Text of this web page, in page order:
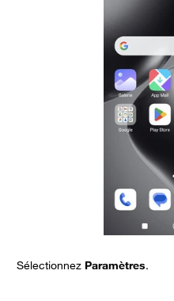
Sélectionnez Paramètres.